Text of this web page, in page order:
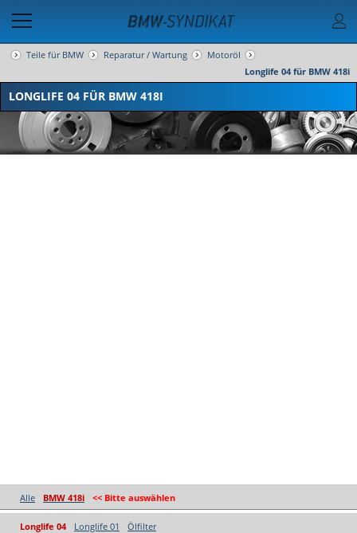
Teile für BMW Reparatur / Wartung
Motoröl
Longlife 04 für BMW 418i
LONGLIFE 04 FÜR BMW 418I
Alle BMW 418i << Bitte auswählen
Longlife 04 Longlife 01 Ölfilter